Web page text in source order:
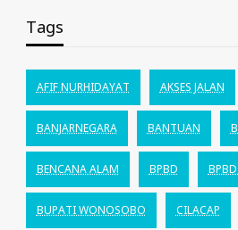
Tags
AFIF NURHIDAYAT AKSES JALAN
BANJARNEGARA BANTUAN
BENCANA ALAM BPBD
BUPATI WONOSOBO CILACAP